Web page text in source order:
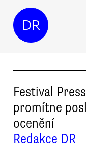
DR
Festival
promítne
ocenění
Redakce DR